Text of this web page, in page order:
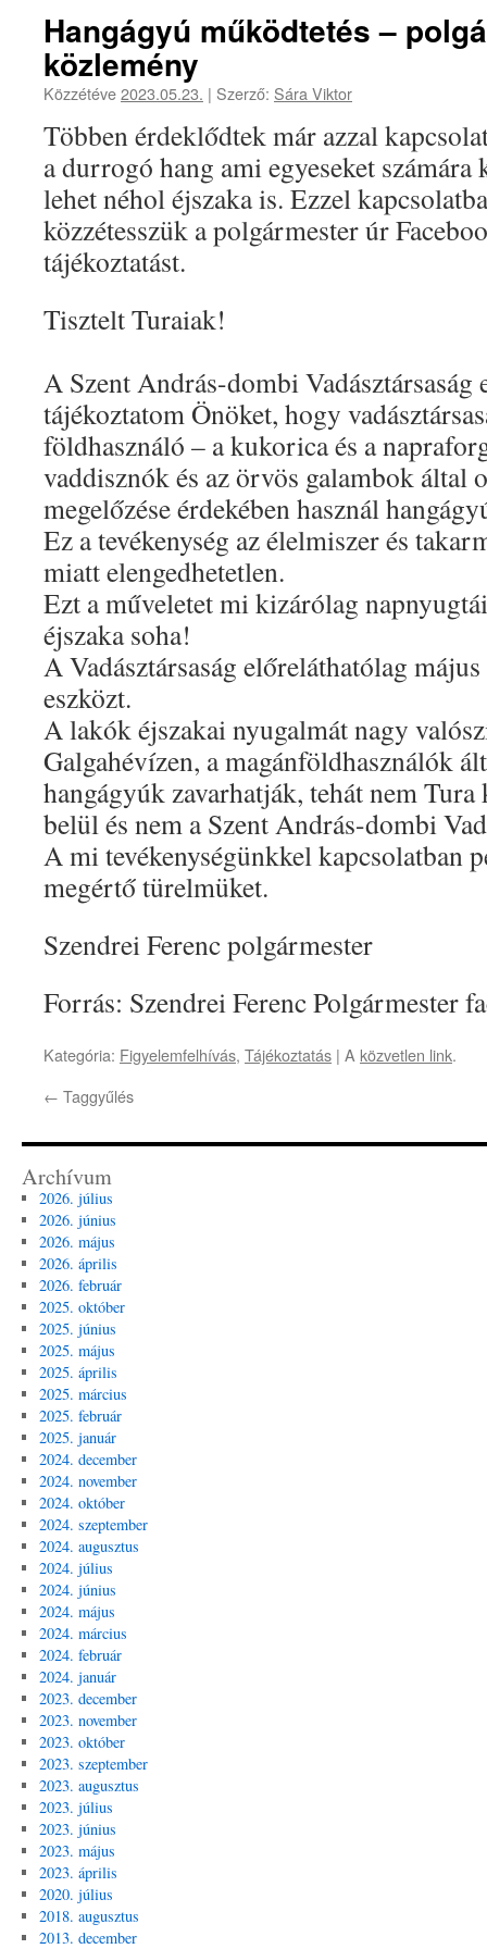
Hangágyú működtetés –
közlemény
Közzétéve2023.05.23. | Szerző: Sára Viktor
Többen érdeklődtek már azzal
a durrogó hang ami egyeseket számára
lehet néhol éjszaka is. Ezzel
közzétesszük a polgármester úr
tájékoztatást.
Tisztelt Turaiak!
A Szent András-dombi Vadásztársaság
tájékoztatom Önöket, hogy
földhasználó – a kukorica és a
vaddisznók és az örvös galambok által
megelőzése érdekében használ
Ez a tevékenység az élelmiszer és
miatt elengedhetetlen.
Ezt a műveletet mi kizárólag
éjszaka soha!
A Vadásztársaság előreláthatólag
eszközt.
A lakók éjszakai nyugalmát nagy
Galgahévízen, a magánföldhasználók
hangágyúk zavarhatják, tehát nem Tura
belül és nem a Szent András-dombi
A mi tevékenységünkkel kapcsolatban
megértő türelmüket.
Szendrei Ferenc polgármester
Forrás: Szendrei Ferenc Polgármester
Kategória: Figyelemfelhívás, Tájékoztatás | A közvetlen link.
← Taggyűlés
Archívum
2026. július
2026. június
2026. május
2026. április
2026. február
2025. október
2025. június
2025. május
2025. április
2025. március
2025. február
2025. január
2024. december
2024. november
2024. október
2024. szeptember
2024. augusztus
2024. július
2024. június
2024. május
2024. március
2024. február
2024. január
2023. december
2023. november
2023. október
2023. szeptember
2023. augusztus
2023. július
2023. június
2023. május
2023. április
2020. július
2018. augusztus
2013. december